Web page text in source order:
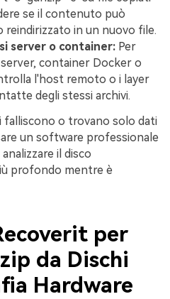
se il contenuto può
reindirizzato in un nuovo file.
server o container: Per
server, container Docker o
l'host remoto o i layer
degli stessi archivi.
falliscono o trovano solo dati
un software professionale
il disco
profondo mentre è
per
da Dischi
Hardware